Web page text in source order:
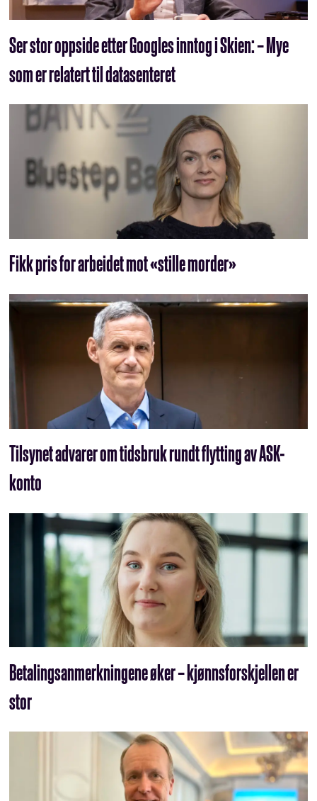
Ser stor oppside etter Googles inntog i Skien: – Mye
som er relatert til datasenteret
Fikk pris for arbeidet mot «stille morder»
Tilsynet advarer om tidsbruk rundt flytting av ASK-
konto
Betalingsanmerkningene øker – kjønnsforskjellen er
stor